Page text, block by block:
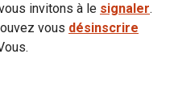
invitons à le signaler.
vous désinscrire